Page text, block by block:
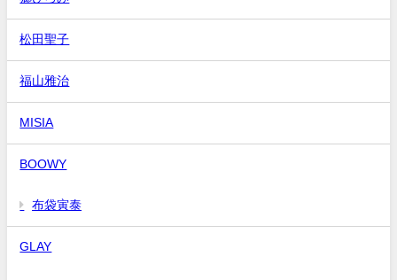
松田聖子
福山雅治
MISIA
BOOWY
布袋寅泰
GLAY